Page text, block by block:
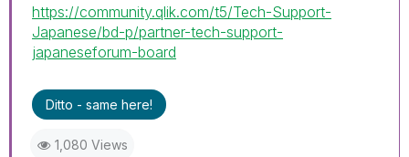
https://community.qlik.com/t5/Tech-Support-
Japanese/bd-p/partner-tech-support-
japaneseforum-board
Ditto - same here!
1,080 Views